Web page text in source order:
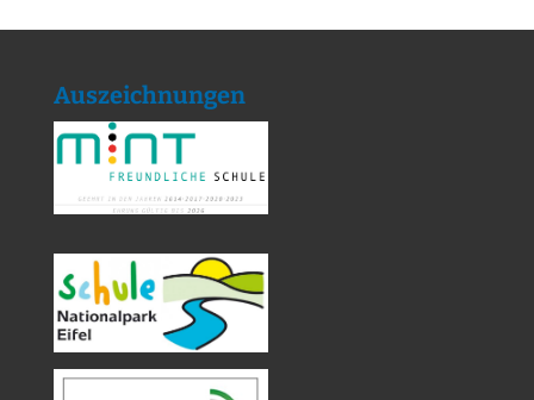
Auszeichnungen